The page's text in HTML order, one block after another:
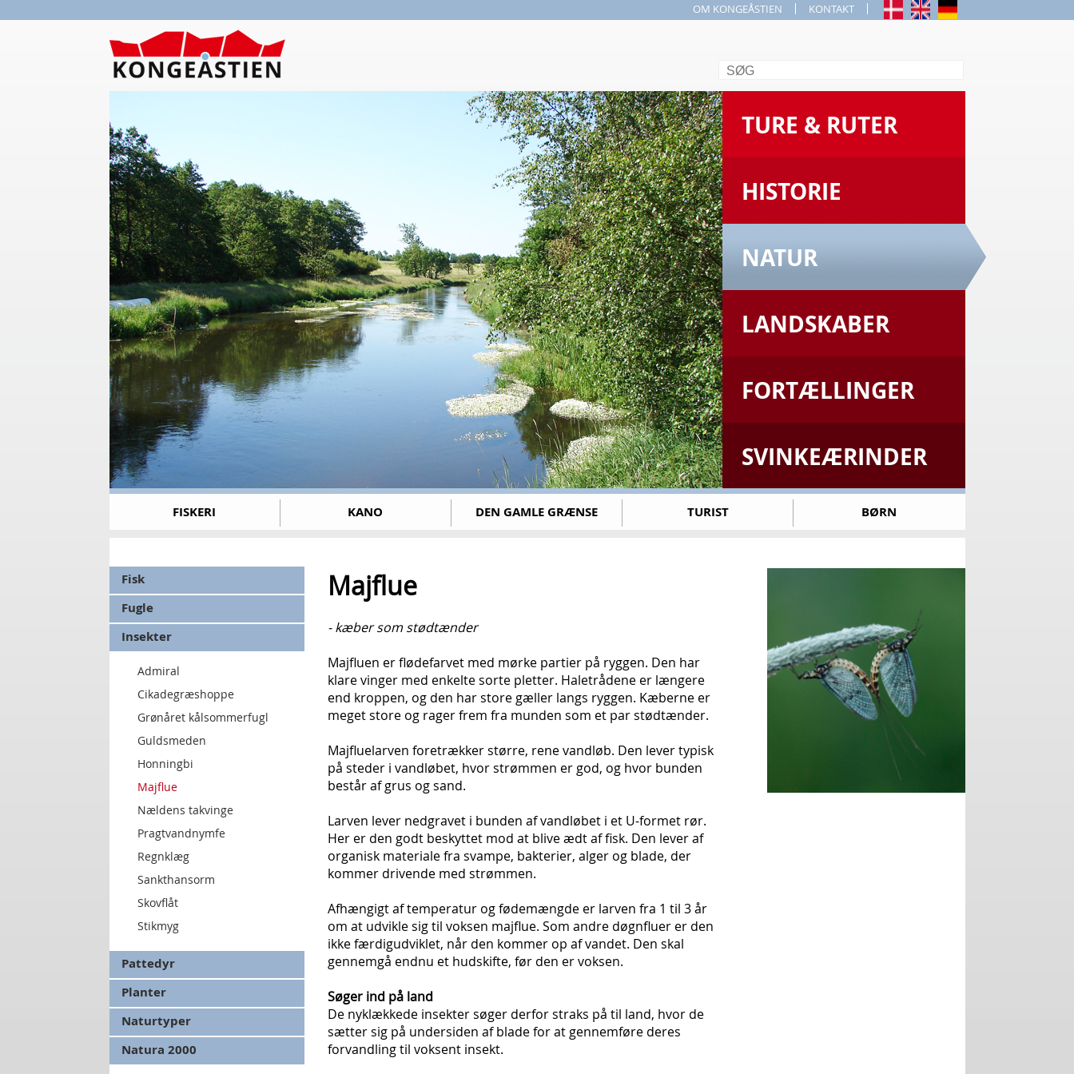
OM KONGEÅSTIEN KONTAKT
Søgefelt
Søg
TURE & RUTER
HISTORIE
NATUR
LANDSKABER
FORTÆLLINGER
SVINKEÆRINDER
FISKERI KANO DEN GAMLE GRÆNSE TURIST BØRN
Fisk
Fugle
Insekter
Admiral
Cikadegræshoppe
Grønåret kålsommerfugl
Guldsmeden
Honningbi
Majflue
Nældens takvinge
Pragtvandnymfe
Regnklæg
Sankthansorm
Skovflåt
Stikmyg
Pattedyr
Planter
Naturtyper
Natura 2000
Majflue
- kæber som stødtænder
Majfluen er flødefarvet med mørke partier på ryggen. Den har
klare vinger med enkelte sorte pletter. Haletrådene er længere
end kroppen, og den har store gæller langs ryggen. Kæberne er
meget store og rager frem fra munden som et par stødtænder.
Majfluelarven foretrækker større, rene vandløb. Den lever typisk
på steder i vandløbet, hvor strømmen er god, og hvor bunden
består af grus og sand.
Larven lever nedgravet i bunden af vandløbet i et U-formet rør.
Her er den godt beskyttet mod at blive ædt af fisk. Den lever af
organisk materiale fra svampe, bakterier, alger og blade, der
kommer drivende med strømmen.
Afhængigt af temperatur og fødemængde er larven fra 1 til 3 år
om at udvikle sig til voksen majflue. Som andre døgnfluer er den
ikke færdigudviklet, når den kommer op af vandet. Den skal
gennemgå endnu et hudskifte, før den er voksen.
Søger ind på land
De nyklækkede insekter søger derfor straks på til land, hvor de
sætter sig på undersiden af blade for at gennemføre deres
forvandling til voksent insekt.